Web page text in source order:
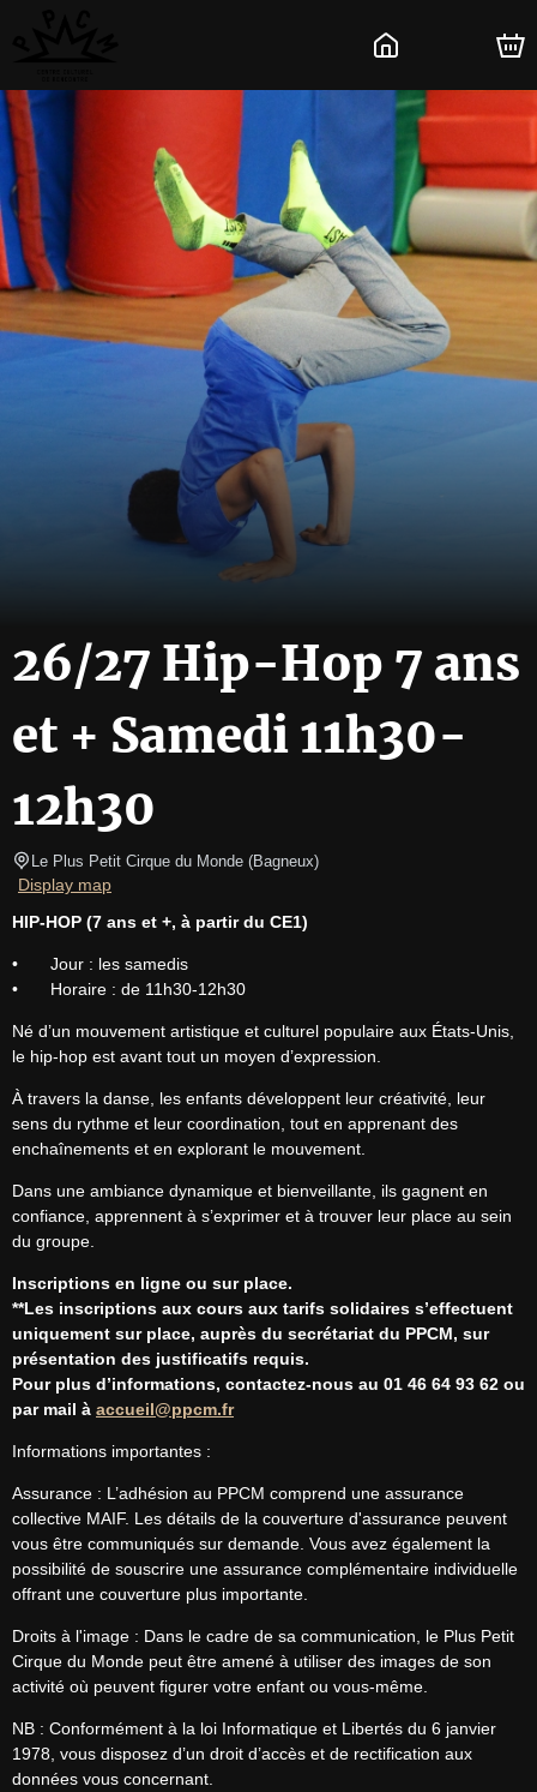
26/27 Hip-Hop 7 ans
et + Samedi 11h30-
12h30
Le Plus Petit Cirque du Monde (Bagneux)
Display map
HIP-HOP (7 ans et +, à partir du CE1)
•	Jour : les samedis
•	Horaire : de 11h30-12h30
Né d’un mouvement artistique et culturel populaire aux États-Unis,
le hip-hop est avant tout un moyen d’expression.
À travers la danse, les enfants développent leur créativité, leur
sens du rythme et leur coordination, tout en apprenant des
enchaînements et en explorant le mouvement.
Dans une ambiance dynamique et bienveillante, ils gagnent en
confiance, apprennent à s’exprimer et à trouver leur place au sein
du groupe.
Inscriptions en ligne ou sur place.
**Les inscriptions aux cours aux tarifs solidaires s’effectuent
uniquement sur place, auprès du secrétariat du PPCM, sur
présentation des justificatifs requis.
Pour plus d’informations, contactez-nous au 01 46 64 93 62 ou
par mail à accueil@ppcm.fr
Informations importantes :
Assurance : L’adhésion au PPCM comprend une assurance
collective MAIF. Les détails de la couverture d'assurance peuvent
vous être communiqués sur demande. Vous avez également la
possibilité de souscrire une assurance complémentaire individuelle
offrant une couverture plus importante.
Droits à l'image : Dans le cadre de sa communication, le Plus Petit
Cirque du Monde peut être amené à utiliser des images de son
activité où peuvent figurer votre enfant ou vous-même.
NB : Conformément à la loi Informatique et Libertés du 6 janvier
1978, vous disposez d’un droit d’accès et de rectification aux
données vous concernant.